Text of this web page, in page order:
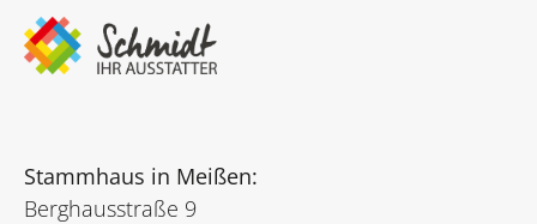
Stammhaus in Meißen:
Berghausstraße 9